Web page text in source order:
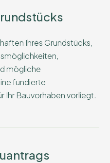
Ihres Grundstücks,
mögliche
fundierte
Ihr Bauvorhaben vorliegt.